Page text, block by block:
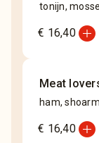
tonijn,
€ 16,40add_circle
Meat
ham,
€ 16,40add_circle